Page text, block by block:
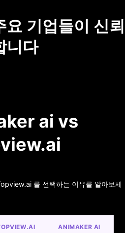
요 기업들이 신뢰
니다
ai vs
를 선택하는 이유를 알아보세
ANIMAKER AI